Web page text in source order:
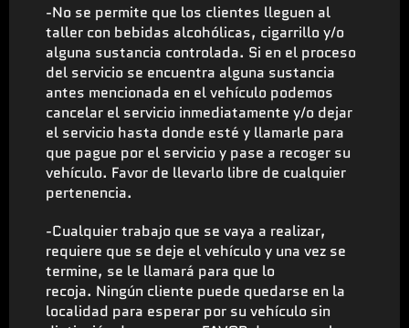
-No se permite que los clientes lleguen al
taller con bebidas alcohólicas, cigarrillo y/o
alguna sustancia controlada. Si en el proceso
del servicio se encuentra alguna sustancia
antes mencionada en el vehículo podemos
cancelar el servicio inmediatamente y/o dejar
el servicio hasta donde esté y llamarle para
que pague por el servicio y pase a recoger su
vehículo. Favor de llevarlo libre de cualquier
pertenencia.
-Cualquier trabajo que se vaya a realizar,
requiere que se deje el vehículo y una vez se
termine, se le llamará para que lo
recoja. Ningún cliente puede quedarse en la
localidad para esperar por su vehículo sin